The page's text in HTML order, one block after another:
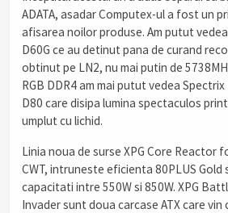
ADATA, asadar Computex-ul a fost un
afisarea noilor produse. Am putut
D60G ce au detinut pana de curand
obtinut pe LN2, nu mai putin de
RGB DDR4 am mai putut vedea
D80 care disipa lumina spectaculos
umplut cu lichid.
Linia noua de surse XPG Core Reactor
CWT, intruneste eficienta 80PLUS Gold
capacitati intre 550W si 850W. XPG
Invader sunt doua carcase ATX care vin